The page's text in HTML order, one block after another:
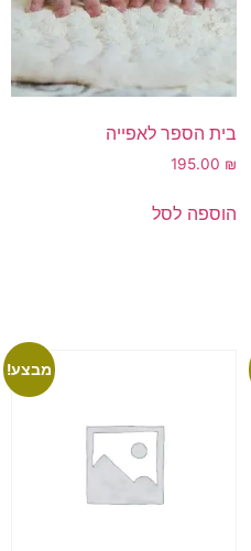
בית הספר לאפייה
195.00 ₪
הוספה לסל
מבצע!